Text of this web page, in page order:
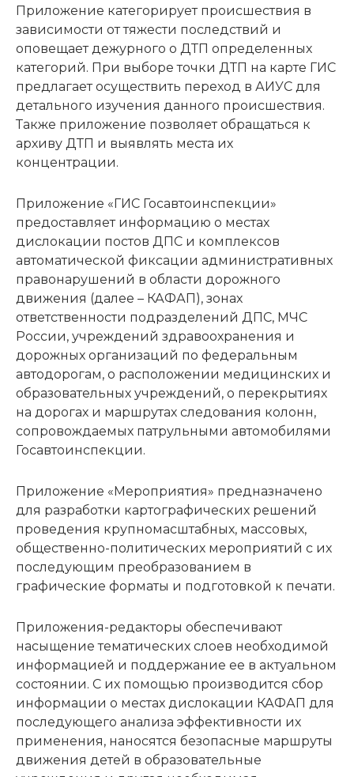
Приложение категорирует происшествия в
зависимости от тяжести последствий и
оповещает дежурного о ДТП определенных
категорий. При выборе точки ДТП на карте ГИС
предлагает осуществить переход в АИУС для
детального изучения данного происшествия.
Также приложение позволяет обращаться к
архиву ДТП и выявлять места их
концентрации.
Приложение «ГИС Госавтоинспекции»
предоставляет информацию о местах
дислокации постов ДПС и комплексов
автоматической фиксации административных
правонарушений в области дорожного
движения (далее – КАФАП), зонах
ответственности подразделений ДПС, МЧС
России, учреждений здравоохранения и
дорожных организаций по федеральным
автодорогам, о расположении медицинских и
образовательных учреждений, о перекрытиях
на дорогах и маршрутах следования колонн,
сопровождаемых патрульными автомобилями
Госавтоинспекции.
Приложение «Мероприятия» предназначено
для разработки картографических решений
проведения крупномасштабных, массовых,
общественно-политических мероприятий с их
последующим преобразованием в
графические форматы и подготовкой к печати.
Приложения-редакторы обеспечивают
насыщение тематических слоев необходимой
информацией и поддержание ее в актуальном
состоянии. С их помощью производится сбор
информации о местах дислокации КАФАП для
последующего анализа эффективности их
применения, наносятся безопасные маршруты
движения детей в образовательные